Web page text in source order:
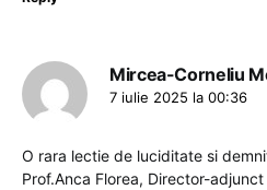
Mircea-Corneliu
7 iulie 2025 la 00:36
O rara lectie de luciditate si
Prof.Anca Florea, Director-